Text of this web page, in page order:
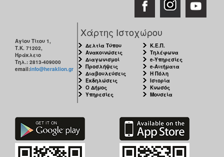
Αγίου Τίτου 1,
Τ.Κ. 71202,
Ηράκλειο
Τηλ.: 2813-409000
email:info@heraklion.gr
Χάρτης Ιστοχώρου
Δελτία Τύπου
Ανακοινώσεις
Διαγωνισμοί
Προσλήψεις
Διαβουλεύσεις
Εκδηλώσεις
Ο Δήμος
Υπηρεσίες
Κ.Ε.Π.
Τηλέφωνα
e-Υπηρεσίες
e-Αιτήματα
Η Πόλη
Ιστορία
Κνωσός
Μουσεία